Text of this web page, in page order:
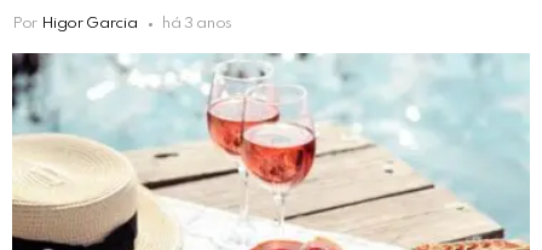
Por Higor Garcia há 3 anos